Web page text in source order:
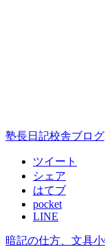
塾長日記校舎ブログ
ツイート
シェア
はてブ
pocket
LINE
暗記の仕方、文具